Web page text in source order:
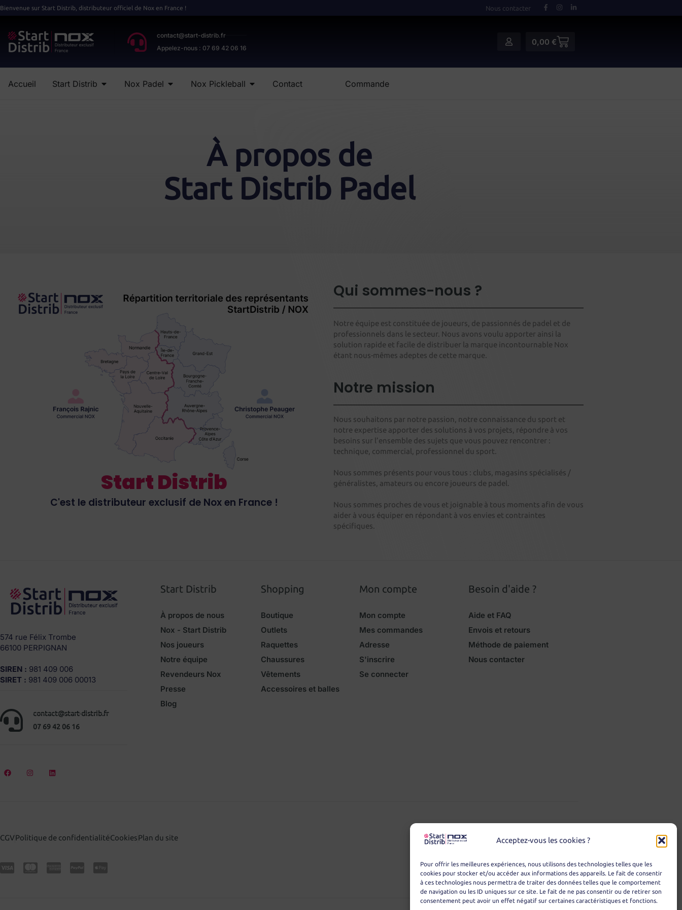
Acceptez-vous les cookies ?
Pour offrir les meilleures expériences, nous utilisons des technologies telles que les
cookies pour stocker et/ou accéder aux informations des appareils. Le fait de consentir
à ces technologies nous permettra de traiter des données telles que le comportement
de navigation ou les ID uniques sur ce site. Le fait de ne pas consentir ou de retirer son
consentement peut avoir un effet négatif sur certaines caractéristiques et fonctions.
Bienvenue sur Start Distrib, distributeur officiel de Nox en France ! Nous contacter
contact@start-distrib.fr
Appelez-nous : 07 69 42 06 16
0,00€
Accueil Start Distrib Nox Padel Nox Pickleball Contact Commande
À propos de
Start Distrib Padel
Start Distrib
C'est le distributeur exclusif de Nox en France !
Qui sommes-nous ?
Notre équipe est constituée de joueurs, de passionnés de padel et de
professionnels dans le secteur. Nous avons voulu apporter ainsi la
solution rapide et facile de distribuer la marque incontournable Nox
étant nous-mêmes adeptes de cette marque.
Notre mission
Nous souhaitons par notre passion, notre connaissance du sport et
notre expertise apporter des solutions à vos projets, répondre à vos
besoins sur l’ensemble des sujets que vous pouvez rencontrer :
technique, commercial, professionnel du sport.
Nous sommes présents pour vous tous : clubs, magasins spécialisés /
généralistes, amateurs ou encore joueurs de padel.
Nous sommes proches de vous et joignable à tous moments afin de vous
aider à vous équiper en répondant à vos envies et contraintes
spécifiques.
574 rue Félix Trombe
66100 PERPIGNAN
SIREN : 981 409 006
SIRET : 981 409 006 00013
contact@start-distrib.fr
07 69 42 06 16
Start Distrib
À propos de nous
Nox - Start Distrib
Nos joueurs
Notre équipe
Revendeurs Nox
Presse
Blog
Shopping
Boutique
Outlets
Raquettes
Chaussures
Vêtements
Accessoires et balles
Mon compte
Mon compte
Mes commandes
Adresse
S'inscrire
Se connecter
Besoin d'aide ?
Aide et FAQ
Envois et retours
Méthode de paiement
Nous contacter
CGVPolitique de confidentialitéCookiesPlan du site